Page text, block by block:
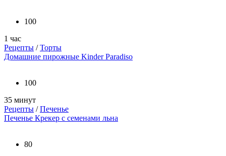
100
1 час
Рецепты /Торты
Домашние пирожные Kinder Paradiso
100
35 минут
Рецепты /Печенье
Печенье Крекер с семенами льна
80